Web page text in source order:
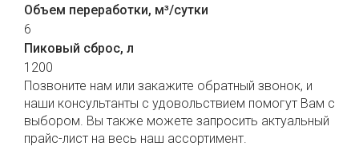
Объем переработки, м³/сутки
6
Пиковый сброс, л
1200
Позвоните нам или закажите обратный звонок, и
наши консультанты с удовольствием помогут Вам с
выбором. Вы также можете запросить актуальный
прайс-лист на весь наш ассортимент.